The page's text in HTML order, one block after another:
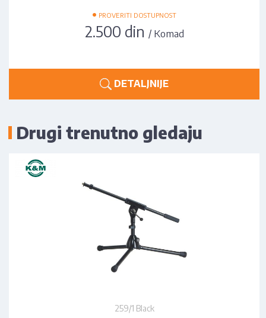
• PROVERITI DOSTUPNOST
2.500 din / Komad
DETALJNIJE
Drugi trenutno gledaju
259/1 Black